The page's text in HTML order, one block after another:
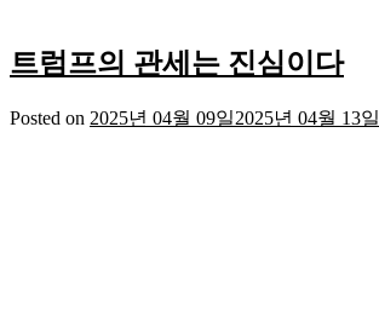
트럼프의 관세는 진심이다
Posted on 2025년 04월 09일2025년 04월 13일